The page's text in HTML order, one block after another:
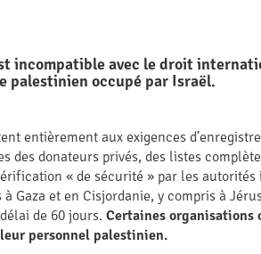
incompatible avec le droit
palestinien occupé par Israël.
entièrement aux exigences
des donateurs privés, des listes
« de sécurité » par les
Gaza et en Cisjordanie, y compris à
de 60 jours.Certaines organisations
personnel palestinien.